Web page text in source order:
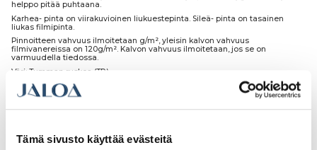
Tämä sivusto käyttää evästeitä
helppo pitää puhtaana.
Karhea- pinta on viirakuvioinen liukuestepinta. Sileä- pinta on tasainen
liukas filmipinta.
Pinnoitteen vahvuus ilmoitetaan g/m², yleisin kalvon vahvuus
filmivanereissa on 120g/m². Kalvon vahvuus ilmoitetaan, jos se on
varmuudella tiedossa.
Väri: Tumman ruskea (TR)
Laatu: II-Laatu
Runko: Koivuvaneria
Muutkin tarvitsemasi työstöt ovat mahdollisia, kuten muotoilut, aukotukset,
kulmasahaukset yms.